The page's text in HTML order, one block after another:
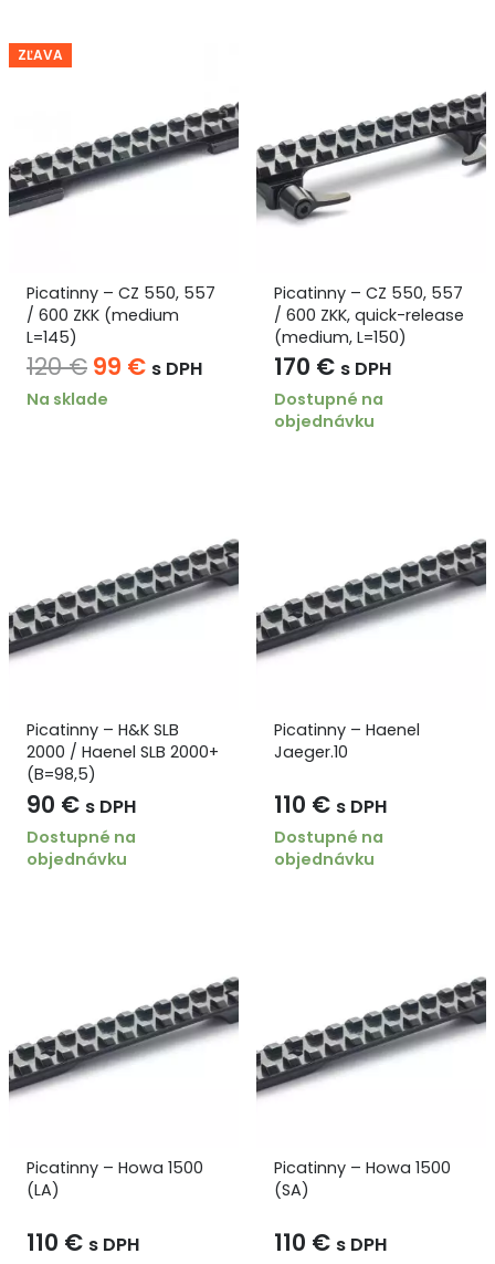
ZĽAVA
Picatinny – CZ 550, 557
/ 600 ZKK (medium
L=145)
120€ Pôvodná
cena
99 €Aktuálna
s DPH
Na sklade
Picatinny – CZ 550, 557
/ 600 ZKK, quick-release
(medium, L=150)
170 € s DPH
Dostupné na
objednávku
Picatinny – H&K SLB
2000 / Haenel SLB 2000+
(B=98,5)
90 € s DPH
Dostupné na
objednávku
Picatinny – Haenel
Jaeger.10
110 € s DPH
Dostupné na
objednávku
Picatinny – Howa 1500
(LA)
110 € s DPH
Picatinny – Howa 1500
(SA)
110 € s DPH